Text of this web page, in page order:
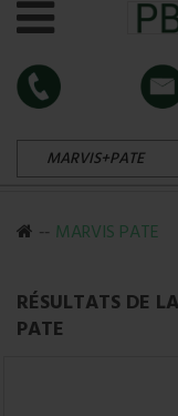
MARVIS PATE
RÉSULTATS DE
PATE